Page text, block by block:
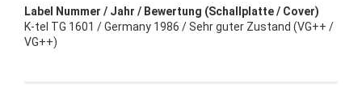
Label Nummer / Jahr / Bewertung (Schallplatte / Cover)
K-tel TG 1601 / Germany 1986 / Sehr guter Zustand (VG++ /
VG++)